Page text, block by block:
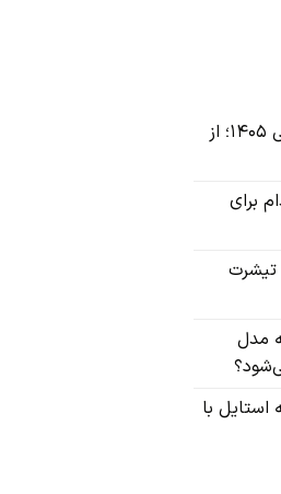
مدل‌های جدید شومیز زنانه تابستانی ۱۴۰۵؛ از
برای
تیشرت
مدل
با